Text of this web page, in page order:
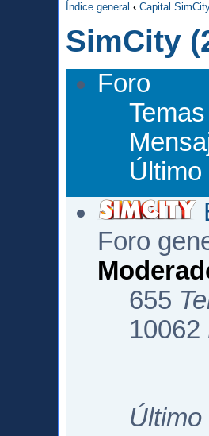
Índice general ‹ Capital
SimCity
Foro
Temas
Foro
655
10062